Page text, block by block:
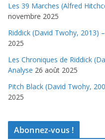
Les 39 Marches (Alfred
novembre 2025
Riddick (David Twohy, 2013)
2025
Les Chroniques de Riddick
Analyse 26 août 2025
Pitch Black (David Twohy,
2025
Abonnez-vous !